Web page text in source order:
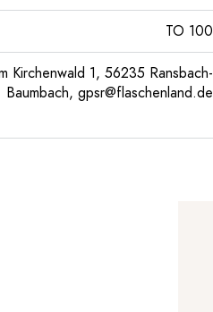
TO 100
Kirchenwald 1, 56235 Ransbach-
Baumbach, gpsr@flaschenland.de